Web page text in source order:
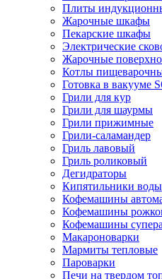
Плиты
Жарочные шкафы
Пекарские шкафы
Электрические
Жарочные
Котлы
Готовка в вакууме
Грили для кур
Грили для шаурмы
Грили прижимные
Грили-саламандер
Гриль лавовый
Гриль роликовый
Дегидраторы
Кипятильники воды
Кофемашины
Кофемашины
Кофемашины
Макароноварки
Мармиты тепловые
Пароварки
Печи на твердом